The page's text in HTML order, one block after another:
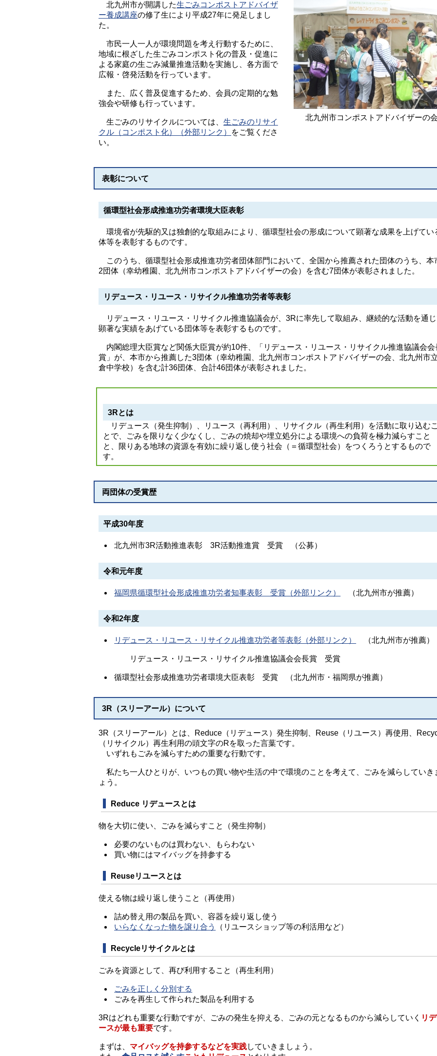
北九州市コンポストアドバイザーの
北九州市が開講した生ごみコンポストアドバイザ
ー養成講座の修了生により平成27年に発足しまし
た。
市民一人一人が環境問題を考え行動するために、
地域に根ざした生ごみコンポスト化の普及・促進に
よる家庭の生ごみ減量推進活動を実施し、各方面で
広報・啓発活動を行っています。
また、広く普及促進するため、会員の定期的な勉
強会や研修も行っています。
生ごみのリサイクルについては、 生ごみのリサイ
クル（コンポスト化）（外部リンク）
をご覧くださ
い。
表彰について
循環型社会形成推進功労者環境大臣表彰
環境省が先駆的又は独創的な取組みにより、循環型社会の形成について顕著な成果を上げてい
体等を表彰するものです。
このうち、循環型社会形成推進功労者団体部門において、全国から推薦された団体のうち、本
2団体（幸幼稚園、北九州市コンポストアドバイザーの会）を含む7団体が表彰されました。
リデュース・リユース・リサイクル推進功労者等表彰
リデュース・リユース・リサイクル推進協議会が、3Rに率先して取組み、継続的な活動を通
顕著な実績をあげている団体等を表彰するものです。
内閣総理大臣賞など関係大臣賞が約10件、「リデュース・リユース・リサイクル推進協議会会
賞」が、本市から推薦した3団体（幸幼稚園、北九州市コンポストアドバイザーの会、北九州市
倉中学校）を含む計36団体、合計46団体が表彰されました。
3Rとは
リデュース（発生抑制）、リユース（再利用）、リサイクル（再生利用）を活動に取り込む
とで、ごみを限りなく少なくし、ごみの焼却や埋立処分による環境への負荷を極力減らすこと
と、限りある地球の資源を有効に繰り返し使う社会（＝循環型社会）をつくろうとするもので
す。
両団体の受賞歴
平成30年度
北九州市3R活動推進表彰 3R活動推進賞 受賞 （公募）
令和元年度
福岡県循環型社会形成推進功労者知事表彰 受賞（外部リンク） （北九州市が推薦）
令和2年度
リデュース・リユース・リサイクル推進功労者等表彰（外部リンク） （北九州市が推薦）
リデュース・リユース・リサイクル推進協議会会長賞 受賞
循環型社会形成推進功労者環境大臣表彰 受賞 （北九州市・福岡県が推薦）
3R（スリーアール）について
3R（スリーアール）とは、Reduce（リデュース）発生抑制、Reuse（リユース）再使用、
（リサイクル）再生利用の頭文字のRを取った言葉です。
いずれもごみを減らすための重要な行動です。
私たち一人ひとりが、いつもの買い物や生活の中で環境のことを考えて、ごみを減らしていき
ょう。
Reduce リデュースとは
物を大切に使い、ごみを減らすこと（発生抑制）
必要のないものは買わない、もらわない
買い物にはマイバッグを持参する
Reuseリユースとは
使える物は繰り返し使うこと（再使用）
詰め替え用の製品を買い、容器を繰り返し使う
いらなくなった物を譲り合う
（リユースショップ等の利活用など）
Recycleリサイクルとは
ごみを資源として、再び利用すること（再生利用）
ごみを正しく分別する
ごみを再生して作られた製品を利用する
3Rはどれも重要な行動ですが、ごみの発生を抑える、ごみの元となるものから減らしていく リ
ースが最も重要です。
まずは、 マイバッグを持参するなどを実践していきましょう。